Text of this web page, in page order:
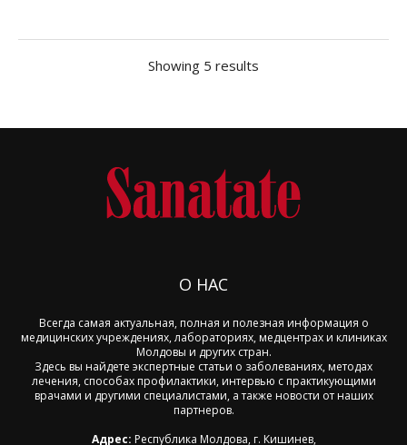
Showing 5 results
О НАС
Всегда самая актуальная, полная и полезная информация о
медицинских учреждениях, лабораториях, медцентрах и клиниках
Молдовы и других стран.
Здесь вы найдете экспертные статьи о заболеваниях, методах
лечения, способах профилактики, интервью с практикующими
врачами и другими специалистами, а также новости от наших
партнеров.
Адрес: Республика Молдова, г. Кишинев,